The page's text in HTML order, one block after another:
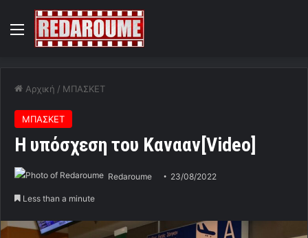
Menu
Αρχική / ΜΠΑΣΚΕΤ
ΜΠΑΣΚΕΤ
Η υπόσχεση του Κανααν[Video]
Redaroume 23/08/2022
Less than a minute